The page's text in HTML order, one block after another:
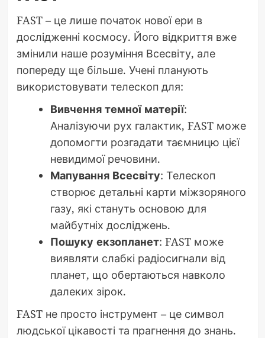
FAST – це лише початок нової ери в
дослідженні космосу. Його відкриття вже
змінили наше розуміння Всесвіту, але
попереду ще більше. Учені планують
використовувати телескоп для:
Вивчення темної матерії:
Аналізуючи рух галактик, FAST може
допомогти розгадати таємницю цієї
невидимої речовини.
Мапування Всесвіту: Телескоп
створює детальні карти міжзоряного
газу, які стануть основою для
майбутніх досліджень.
Пошуку екзопланет: FAST може
виявляти слабкі радіосигнали від
планет, що обертаються навколо
далеких зірок.
FAST не просто інструмент – це символ
людської цікавості та прагнення до знань.